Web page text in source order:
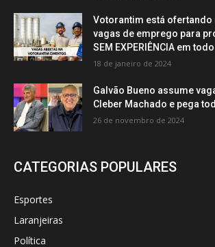
Votorantim está ofertando
vagas de emprego para
SEM EXPERIÊNCIA em
18 de janeiro de 2024
Galvão Bueno assume
Cleber Machado e pega
26 de novembro de 2024
CATEGORIAS POPULARES
Esportes
Laranjeiras
Política